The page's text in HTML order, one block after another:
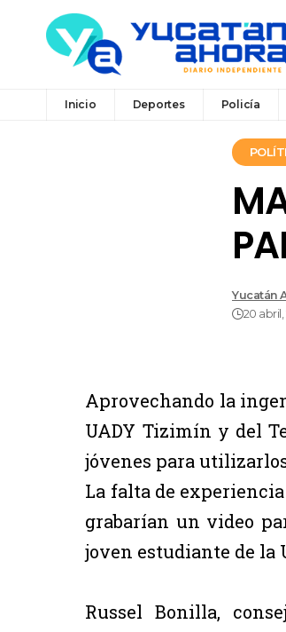
Inicio Deportes Policía
Yucatán
20 abril,
Aprovechando la
UADY Tizimín y del
jóvenes para
La falta de
grabarían un video
joven estudiante de la
Russel Bonilla,